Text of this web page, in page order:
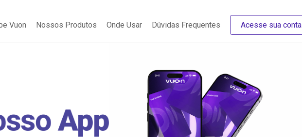
Vuon Nossos Produtos Onde Usar Dúvidas Frequentes Acesse sua conta